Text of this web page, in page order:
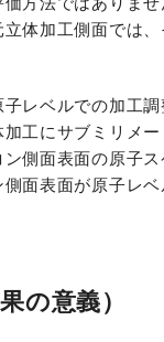
体加工側面では
レベルでの加工
工にサブミリメ
側面表面の原子
面表面が原子レ
の意義）